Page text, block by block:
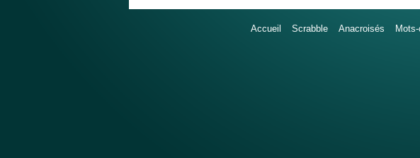
Accueil Scrabble Anacroisés